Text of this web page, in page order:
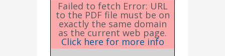
Failed to fetch Error: URL
to the PDF file must be on
exactly the same domain
as the current web page.
Click here for more info